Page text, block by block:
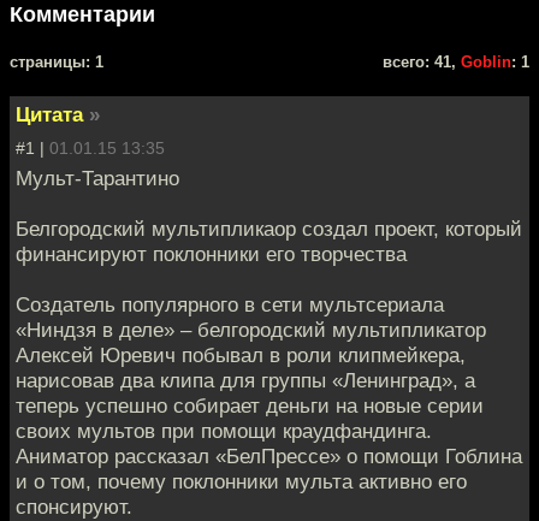
Комментарии
cтраницы: 1 всего: 41, Goblin: 1
Цитата »
#1 | 01.01.15 13:35
Мульт-Тарантино
Белгородский мультипликаор создал проект, который
финансируют поклонники его творчества
Создатель популярного в сети мультсериала
«Ниндзя в деле» – белгородский мультипликатор
Алексей Юревич побывал в роли клипмейкера,
нарисовав два клипа для группы «Ленинград», а
теперь успешно собирает деньги на новые серии
своих мультов при помощи краудфандинга.
Аниматор рассказал «БелПрессе» о помощи Гоблина
и о том, почему поклонники мульта активно его
спонсируют.